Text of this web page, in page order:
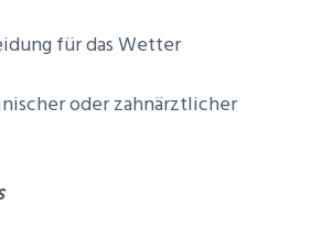
für das Wetter
oder zahnärztlicher